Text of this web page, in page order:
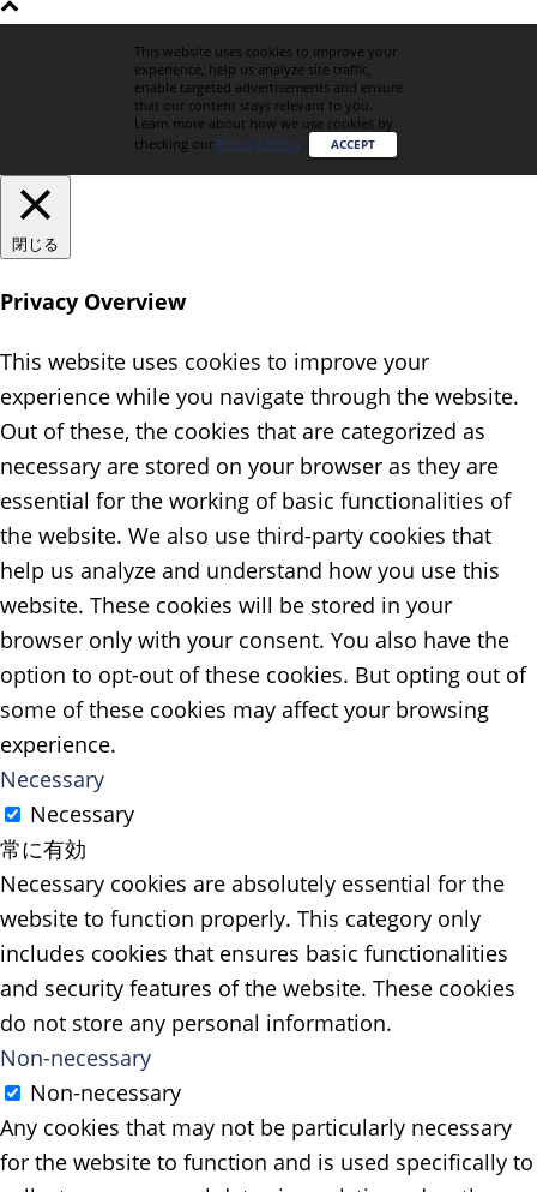
This website uses cookies to improve your
experience, help us analyze site traffic,
enable targeted advertisements and ensure
that our content stays relevant to you.
Learn more about how we use cookies by
checking our Privacy Policy. ACCEPT
閉じる
Privacy Overview
This website uses cookies to improve your
experience while you navigate through the website.
Out of these, the cookies that are categorized as
necessary are stored on your browser as they are
essential for the working of basic functionalities of
the website. We also use third-party cookies that
help us analyze and understand how you use this
website. These cookies will be stored in your
browser only with your consent. You also have the
option to opt-out of these cookies. But opting out of
some of these cookies may affect your browsing
experience.
Necessary
Necessary
常に有効
Necessary cookies are absolutely essential for the
website to function properly. This category only
includes cookies that ensures basic functionalities
and security features of the website. These cookies
do not store any personal information.
Non-necessary
Non-necessary
Any cookies that may not be particularly necessary
for the website to function and is used specifically to